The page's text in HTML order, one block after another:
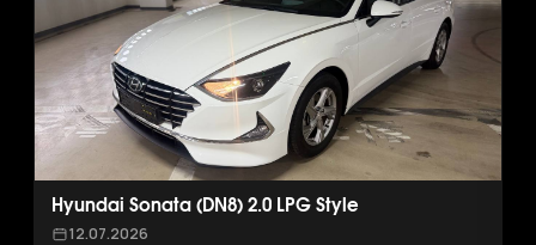
Hyundai Sonata (DN8) 2.0 LPG Style
12.07.2026